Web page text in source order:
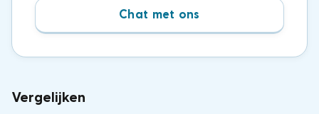
Chat met ons
Vergelijken